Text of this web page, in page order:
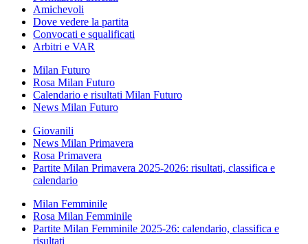
Amichevoli
Dove vedere la partita
Convocati e squalificati
Arbitri e VAR
Milan Futuro
Rosa Milan Futuro
Calendario e risultati Milan Futuro
News Milan Futuro
Giovanili
News Milan Primavera
Rosa Primavera
Partite Milan Primavera 2025-2026: risultati, classifica e
calendario
Milan Femminile
Rosa Milan Femminile
Partite Milan Femminile 2025-26: calendario, classifica e
risultati